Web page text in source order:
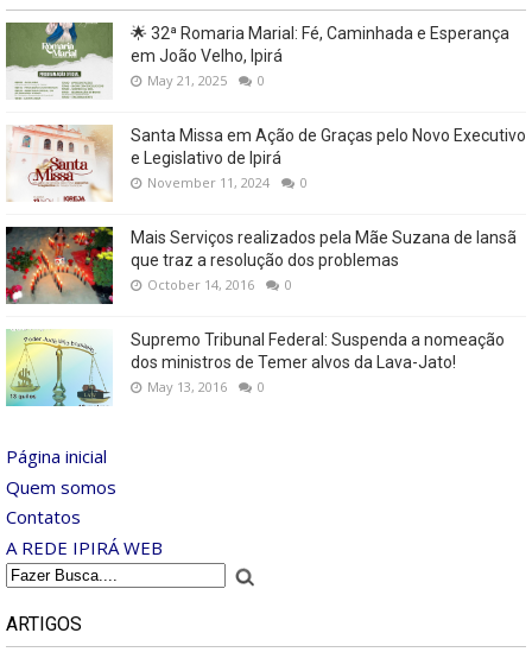
🌟 32ª Romaria Marial: Fé, Caminhada e Esperança
em João Velho, Ipirá
May 21, 2025 0
Santa Missa em Ação de Graças pelo Novo Executivo
e Legislativo de Ipirá
November 11, 2024 0
Mais Serviços realizados pela Mãe Suzana de Iansã
que traz a resolução dos problemas
October 14, 2016 0
Supremo Tribunal Federal: Suspenda a nomeação
dos ministros de Temer alvos da Lava-Jato!
May 13, 2016 0
Página inicial
Quem somos
Contatos
A REDE IPIRÁ WEB
ARTIGOS